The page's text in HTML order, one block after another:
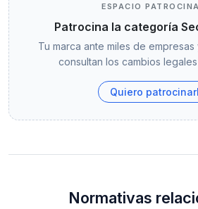
ESPACIO
Patrocina la categoría
Tu marca ante miles de
consultan los cambios
Quiero
Normativas